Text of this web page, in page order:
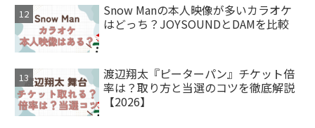
Snow Manの本人映像が多いカラオケ
はどっち？JOYSOUNDとDAMを比較
渡辺翔太『ピーターパン』チケット倍
率は？取り方と当選のコツを徹底解説
【2026】